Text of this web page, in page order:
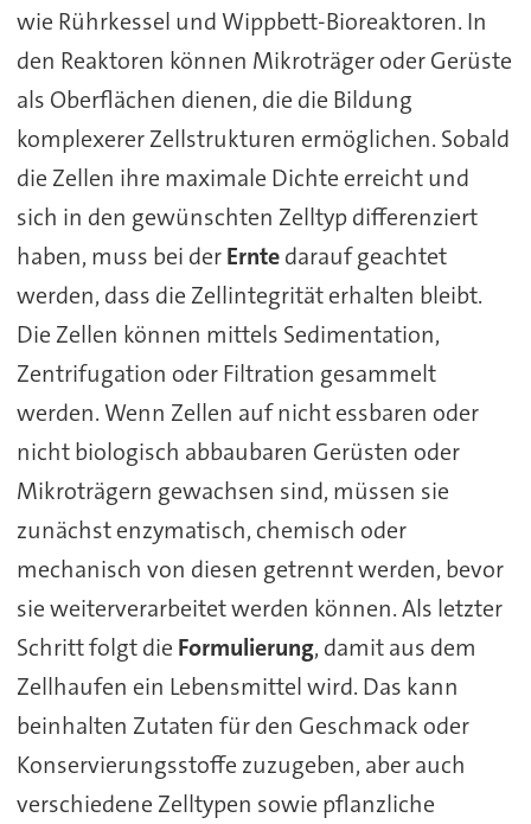
wie Rührkessel und Wippbett-Bioreaktoren. In
den Reaktoren können Mikroträger oder Gerüste
als Oberflächen dienen, die die Bildung
komplexerer Zellstrukturen ermöglichen. Sobald
die Zellen ihre maximale Dichte erreicht und
sich in den gewünschten Zelltyp differenziert
haben, muss bei derErntedarauf geachtet
werden, dass die Zellintegrität erhalten bleibt.
Die Zellen können mittels Sedimentation,
Zentrifugation oder Filtration gesammelt
werden. Wenn Zellen auf nicht essbaren oder
nicht biologisch abbaubaren Gerüsten oder
Mikroträgern gewachsen sind, müssen sie
zunächst enzymatisch, chemisch oder
mechanisch von diesen getrennt werden, bevor
sie weiterverarbeitet werden können. Als letzter
Schritt folgt die Formulierung, damit aus dem
Zellhaufen ein Lebensmittel wird. Das kann
beinhalten Zutaten für den Geschmack oder
Konservierungsstoffe zuzugeben, aber auch
verschiedene Zelltypen sowie pflanzliche